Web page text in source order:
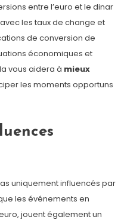
entre l’euro et le dinar
les taux de change et
de conversion de
économiques et
vous aidera à mieux
les moments opportuns
uniquement influencés par
les événements en
jouent également un